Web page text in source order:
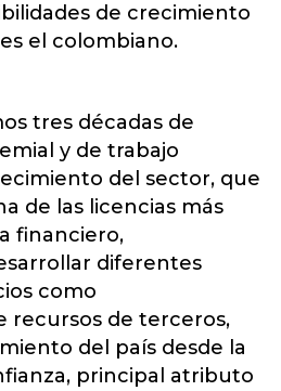
de crecimiento
el colombiano.
tres décadas de
y de trabajo
del sector, que
de las licencias más
financiero,
diferentes
como
recursos de terceros,
del país desde la
principal atributo